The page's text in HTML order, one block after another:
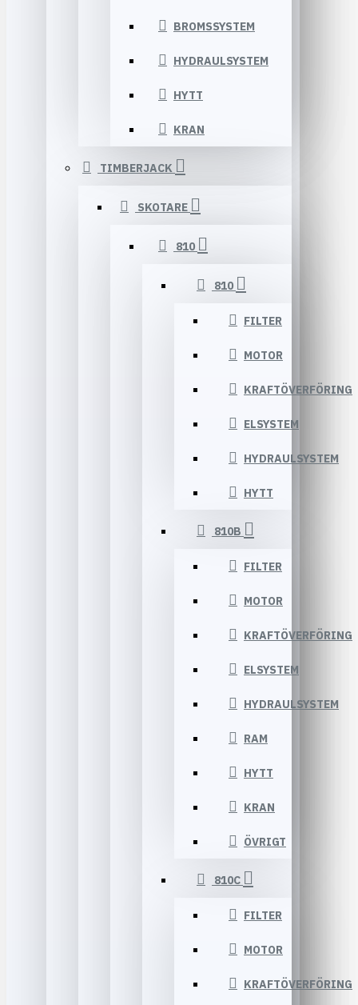
BROMSSYSTEM
HYDRAULSYSTEM
HYTT
KRAN
TIMBERJACK
SKOTARE
810
810
FILTER
MOTOR
KRAFTÖVERFÖRING
ELSYSTEM
HYDRAULSYSTEM
HYTT
810B
FILTER
MOTOR
KRAFTÖVERFÖRING
ELSYSTEM
HYDRAULSYSTEM
RAM
HYTT
KRAN
ÖVRIGT
810C
FILTER
MOTOR
KRAFTÖVERFÖRING